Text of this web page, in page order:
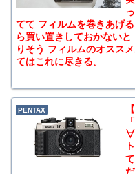
てて フィルムを巻きあげ
ら買い置きしておかない
りそう フィルムのオスス
てはこれに尽きる。
PENTAX
∀